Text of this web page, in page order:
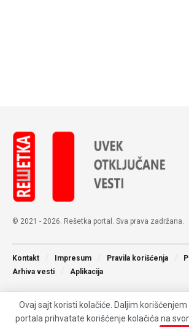
© 2021 - 2026. Rešetka portal. Sva prava zadržana.
Kontakt Impresum Pravila korišćenja
Arhiva vesti
Aplikacija
Ovaj sajt koristi kolačiće. Daljim
portala prihvatate korišćenje kolačića na